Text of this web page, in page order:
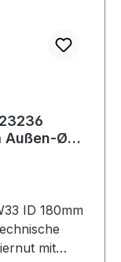
Außen-Ø
ID 180mm
mit